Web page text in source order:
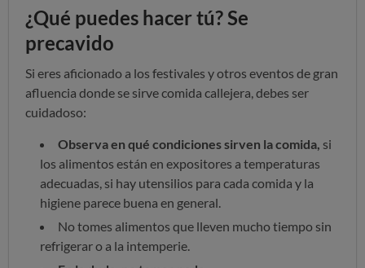
¿Qué puedes hacer tú? Se
precavido
Si eres aficionado a los festivales y otros eventos de gran
afluencia donde se sirve comida callejera, debes ser
cuidadoso:
Observa en qué condiciones sirven la comida, si
los alimentos están en expositores a temperaturas
adecuadas, si hay utensilios para cada comida y la
higiene parece buena en general.
No tomes alimentos que lleven mucho tiempo sin
refrigerar o a la intemperie.